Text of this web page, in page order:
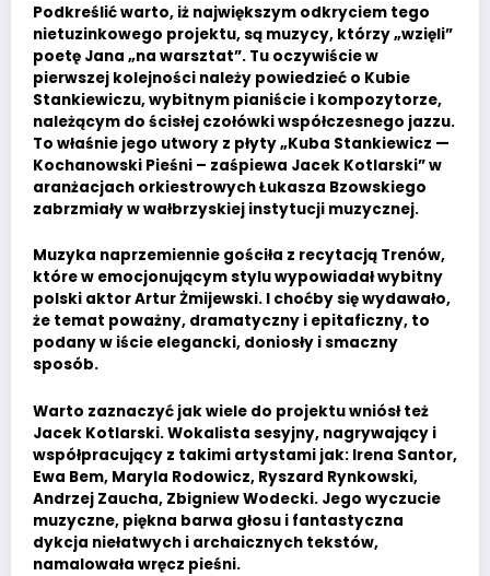
Podkreślić warto, iż największym odkryciem tego
nietuzinkowego projektu, są muzycy, którzy „wzięli”
poetę Jana „na warsztat”. Tu oczywiście w
pierwszej kolejności należy powiedzieć o Kubie
Stankiewiczu, wybitnym pianiście i kompozytorze,
należącym do ścisłej czołówki współczesnego jazzu.
To właśnie jego utwory z płyty „Kuba Stankiewicz —
Kochanowski Pieśni – zaśpiewa Jacek Kotlarski” w
aranżacjach orkiestrowych Łukasza Bzowskiego
zabrzmiały w wałbrzyskiej instytucji muzycznej.
Muzyka naprzemiennie gościła z recytacją Trenów,
które w emocjonującym stylu wypowiadał wybitny
polski aktor Artur Żmijewski. I choćby się wydawało,
że temat poważny, dramatyczny i epitaficzny, to
podany w iście elegancki, doniosły i smaczny
sposób.
Warto zaznaczyć jak wiele do projektu wniósł też
Jacek Kotlarski. Wokalista sesyjny, nagrywający i
współpracujący z takimi artystami jak: Irena Santor,
Ewa Bem, Maryla Rodowicz, Ryszard Rynkowski,
Andrzej Zaucha, Zbigniew Wodecki. Jego wyczucie
muzyczne, piękna barwa głosu i fantastyczna
dykcja niełatwych i archaicznych tekstów,
namalowała wręcz pieśni.